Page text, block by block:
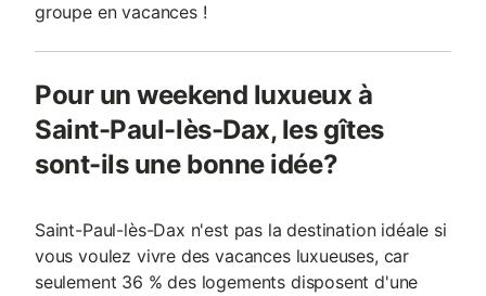
groupe en vacances !
Pour un weekend luxueux à
Saint-Paul-lès-Dax, les gîtes
sont-ils une bonne idée?
Saint-Paul-lès-Dax n'est pas la destination idéale si
vous voulez vivre des vacances luxueuses, car
seulement 36 % des logements disposent d'une